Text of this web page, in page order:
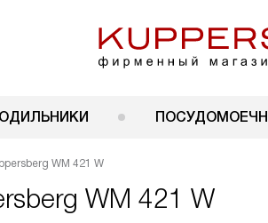
WM 421 W
WM 421 W